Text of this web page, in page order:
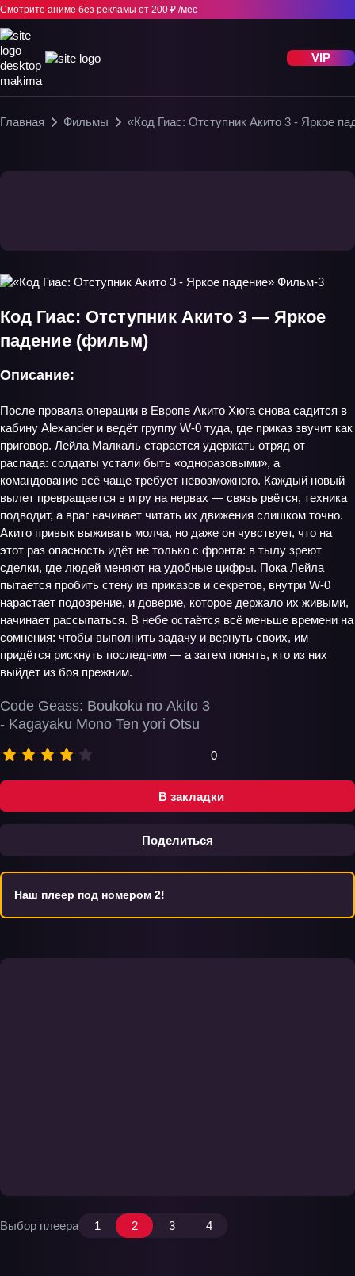
Смотрите аниме без рекламы от 200 ₽ /мес
VIP
Главная Фильмы «Код Гиас: Отступник Акито 3 - Яркое
В закладки
Поделиться
Код Гиас: Отступник Акито 3 — Яркое
падение (фильм)
Code Geass: Boukoku no Akito 3
- Kagayaku Mono Ten yori Otsu
0
Описание:
После провала операции в Европе Акито Хюга снова садится в
кабину Alexander и ведёт группу W-0 туда, где приказ звучит как
приговор. Лейла Малкаль старается удержать отряд от
распада: солдаты устали быть «одноразовыми», а
командование всё чаще требует невозможного. Каждый новый
вылет превращается в игру на нервах — связь рвётся, техника
подводит, а враг начинает читать их движения слишком точно.
Акито привык выживать молча, но даже он чувствует, что на
этот раз опасность идёт не только с фронта: в тылу зреют
сделки, где людей меняют на удобные цифры. Пока Лейла
пытается пробить стену из приказов и секретов, внутри W-0
нарастает подозрение, и доверие, которое держало их живыми,
начинает рассыпаться. В небе остаётся всё меньше времени на
сомнения: чтобы выполнить задачу и вернуть своих, им
придётся рискнуть последним — а затем понять, кто из них
выйдет из боя прежним.
Наш плеер под номером 2!
Выбор плеера 1 2 3 4